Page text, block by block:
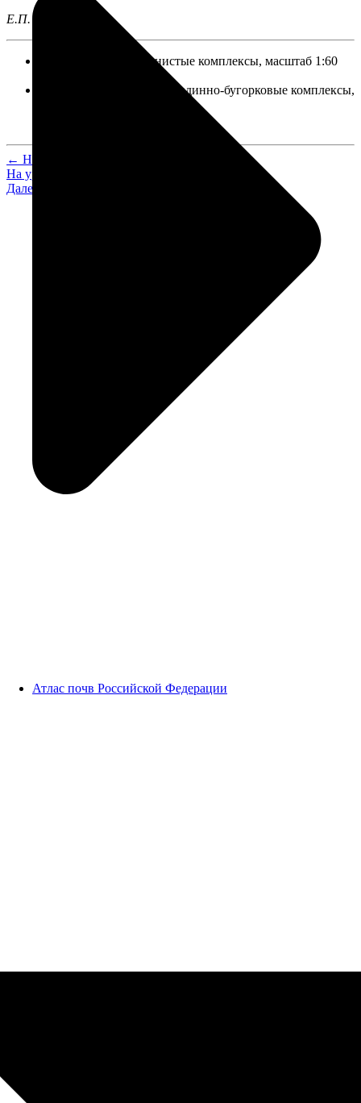
Атлас почв Российской Федерации
Е.П. Быкова
Неупорядоченно-пятнистые комплексы, масштаб 1:60
Округло-пятнистые и западинно-бугорковые комплексы,
← Назад
На уровень выше
Далее →